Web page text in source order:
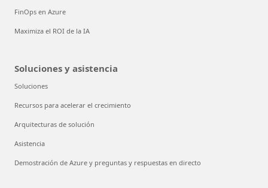
FinOps en Azure
Maximiza el ROI de la IA
Soluciones y asistencia
Soluciones
Recursos para acelerar el crecimiento
Arquitecturas de solución
Asistencia
Demostración de Azure y preguntas y respuestas en directo